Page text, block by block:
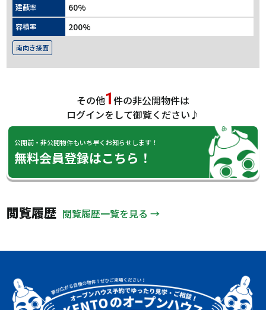
建蔽率 60%
容積率 200%
南向き接面
その他1件の非公開物件は
ログインをして御覧ください♪
公開前・非公開物件もいち早くお知らせします！
無料会員登録はこちら！
閲覧履歴 閲覧履歴一覧を見る →